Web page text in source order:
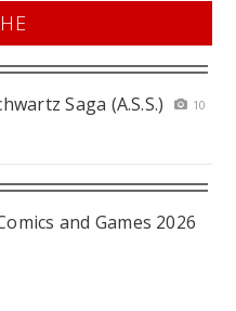
Saga (A.S.S.)
10
and Games 2026